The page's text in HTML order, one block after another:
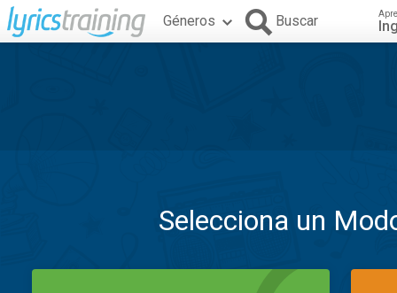
Géneros Buscar
Selecciona un